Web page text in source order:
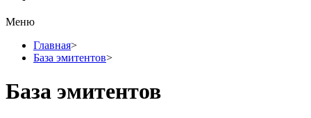
Меню
Главная>
База эмитентов>
База эмитентов